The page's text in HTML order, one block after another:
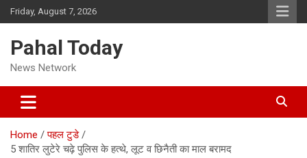
Skip
to
Friday, August 7, 2026
Pahal Today
News Network
Home
पहल टुडे
5 शातिर लुटेरे चढ़े पुलिस के हत्थे, लूट व छिनैती का माल बरामद